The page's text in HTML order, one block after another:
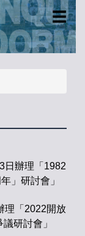
☰
日辦理「1982
」研討會」
理「2022開放
研討會」